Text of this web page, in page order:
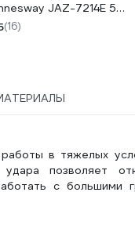
JAZ-7214E 5
8 мм х 8м 47510
(16)
в тяжелых
позволяет
с большими